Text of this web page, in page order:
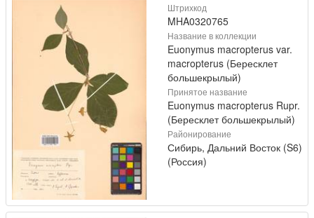
Штрихкод
MHA0320765
Название в коллекции
Euonymus macropterus var.
macropterus (Бересклет
большекрылый)
Принятое название
Euonymus macropterus Rupr.
(Бересклет большекрылый)
Районирование
Сибирь, Дальний Восток (S6)
(Россия)